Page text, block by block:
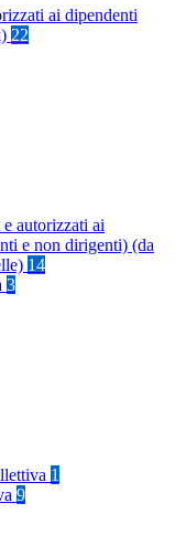
ai dipendenti
22
autorizzati ai
e non dirigenti) (da
14
3
1
9